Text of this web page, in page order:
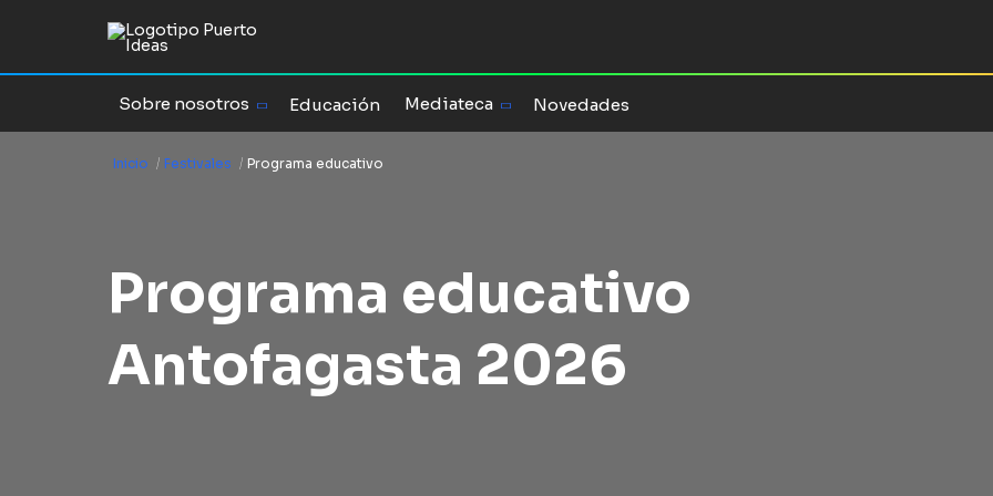
Sobre nosotros Educación Mediateca Novedades
Inicio / Festivales / Programa educativo
Programa educativo
Antofagasta 2026